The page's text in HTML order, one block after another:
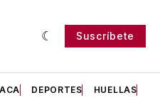
Suscríbete
DEPORTES HUELLAS